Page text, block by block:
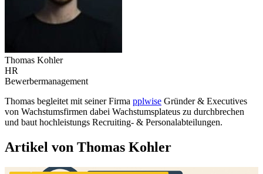
Thomas Kohler
HR
Bewerbermanagement
Thomas begleitet mit seiner Firma pplwise Gründer & Executives
von Wachstumsfirmen dabei Wachstumsplateus zu durchbrechen
und baut hochleistungs Recruiting- & Personalabteilungen.
Artikel von Thomas Kohler